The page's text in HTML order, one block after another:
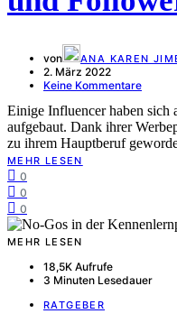
von ANA KAREN
2. März 2022
Keine Kommentare
Einige Influencer haben sich
aufgebaut. Dank ihrer
zu ihrem Hauptberuf
MEHR LESEN
0
0
0
MEHR LESEN
18,5K Aufrufe
3 Minuten Lesedauer
RATGEBER